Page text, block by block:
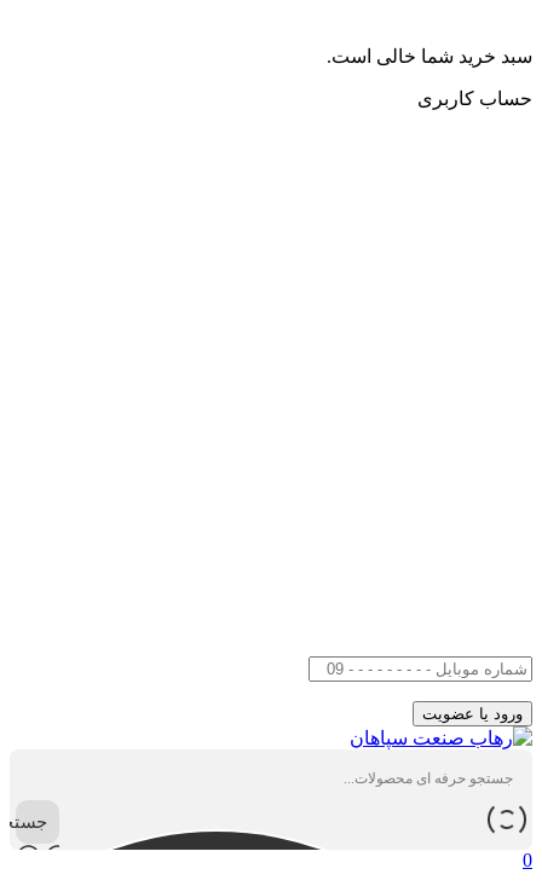
سبد خرید شما خالی است.
حساب کاربری
0